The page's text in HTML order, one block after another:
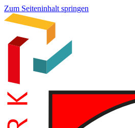
Zum Seiteninhalt springen